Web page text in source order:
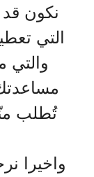
نكون
التي
والتي
تُطلب
واخيرا